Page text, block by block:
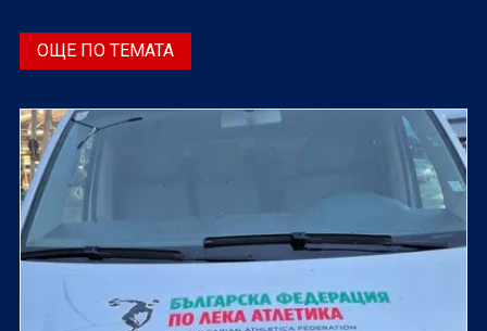
ОЩЕ ПО ТЕМАТА